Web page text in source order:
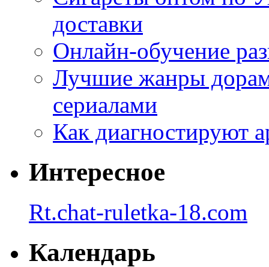
доставки
Онлайн-обучение
Лучшие жанры дорам
сериалами
Как диагностируют
Интересное
Rt.chat-ruletka-18.com
Календарь